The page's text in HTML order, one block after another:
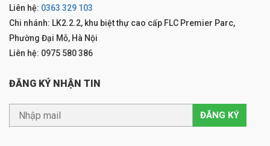
Liên hệ: 0363 329 103
Chi nhánh: LK2.2.2, khu biệt thự cao cấp FLC Premier Parc,
Phường Đại Mỗ, Hà Nội
Liên hệ: 0975 580 386
ĐĂNG KÝ NHẬN TIN